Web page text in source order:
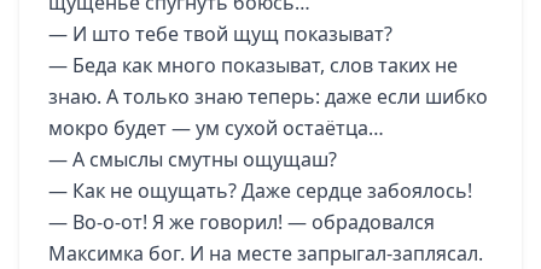
— И што тебе твой щущ показыват?
— Беда как много показыват, слов таких не
знаю. А только знаю теперь: даже если шибко
мокро будет — ум сухой остаётца…
— А смыслы смутны ощущаш?
— Как не ощущать? Даже сердце забоялось!
— Во-о-от! Я же говорил! — обрадовался
Максимка бог. И на месте запрыгал-заплясал.